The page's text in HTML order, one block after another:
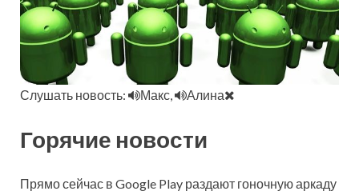
Слушать новость: Макс, Алина
Горячие новости
Прямо сейчас в Google Play раздают гоночную аркаду